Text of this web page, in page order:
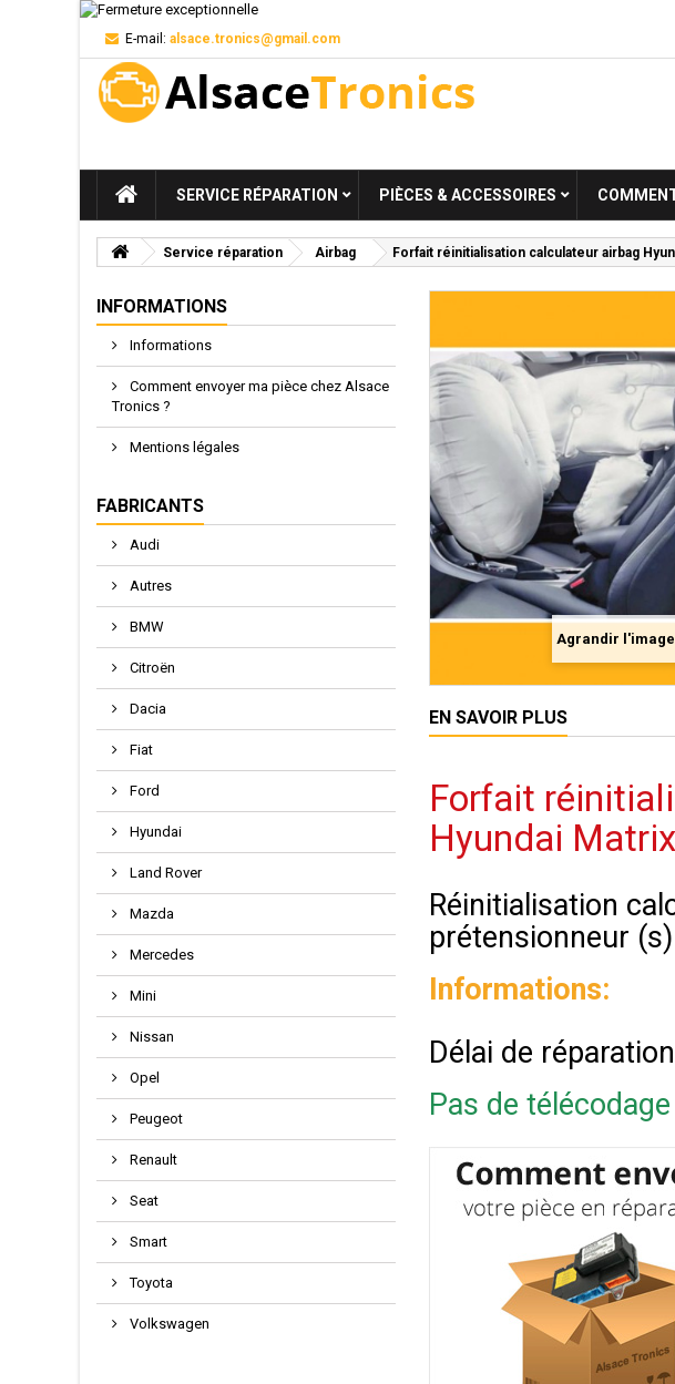
E-mail: alsace.tronics@gmail.com
SERVICE RÉPARATION PIÈCES & ACCESSOIRES
Service réparation Airbag Forfait réinitialisation calculateur airbag
INFORMATIONS
Informations
Comment envoyer ma pièce chez Alsace
Tronics ?
Mentions légales
FABRICANTS
Audi
Autres
BMW
Citroën
Dacia
Fiat
Ford
Hyundai
Land Rover
Mazda
Mercedes
Mini
Nissan
Opel
Peugeot
Renault
Seat
Smart
Toyota
Volkswagen
Agrandir l'image
EN SAVOIR PLUS
Forfait
Hyundai
Réinitialisation
prétensionneur
Informations:
Délai de
Pas de